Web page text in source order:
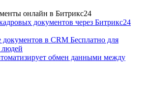
онлайн в Битрикс24
документов через Битрикс24
в CRM Бесплатно для
людей
обмен данными между